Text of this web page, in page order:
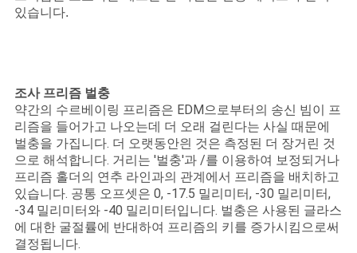
있습니다.
조사 프리즘 벌충
약간의 수르베이링 프리즘은 EDM으로부터의 송신 빔이 프
리즘을 들어가고 나오는데 더 오래 걸린다는 사실 때문에
벌충을 가집니다. 더 오랫동안읜 것은 측정된 더 장거린 것
으로 해석합니다. 거리는 '벌충'과 /를 이용하여 보정되거나
프리즘 홀더의 연추 라인과의 관계에서 프리즘을 배치하고
있습니다. 공통 오프셋은 0, -17.5 밀리미터, -30 밀리미터,
-34 밀리미터와 -40 밀리미터입니다. 벌충은 사용된 글라스
에 대한 굴절률에 반대하여 프리즘의 키를 증가시킴으로써
결정됩니다.